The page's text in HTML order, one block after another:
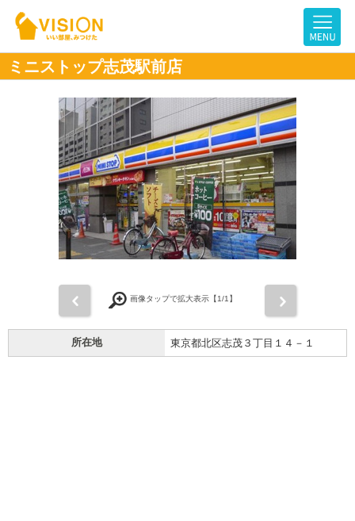
ミニストップ志茂駅前店
画像タップで拡大表示【1/1】
所在地 東京都北区志茂３丁目１４－１